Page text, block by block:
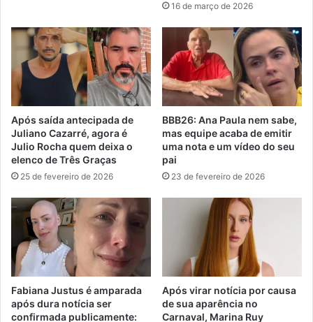
16 de março de 2026
Após saída antecipada de
Juliano Cazarré, agora é
Julio Rocha quem deixa o
elenco de Três Graças
25 de fevereiro de 2026
BBB26: Ana Paula nem sabe,
mas equipe acaba de emitir
uma nota e um vídeo do seu
pai
23 de fevereiro de 2026
Fabiana Justus é amparada
após dura notícia ser
confirmada publicamente:
Após virar notícia por causa
de sua aparência no
Carnaval, Marina Ruy